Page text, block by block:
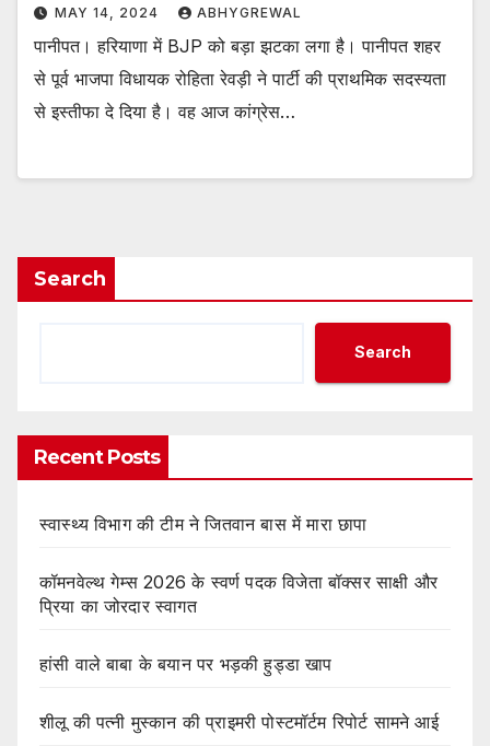
MAY 14, 2024 ABHYGREWAL
पानीपत। हरियाणा में BJP को बड़ा झटका लगा है। पानीपत शहर
से पूर्व भाजपा विधायक रोहिता रेवड़ी ने पार्टी की प्राथमिक सदस्यता
से इस्तीफा दे दिया है। वह आज कांग्रेस…
Search
Search
Recent Posts
स्वास्थ्य विभाग की टीम ने जितवान बास में मारा छापा
कॉमनवेल्थ गेम्स 2026 के स्वर्ण पदक विजेता बॉक्सर साक्षी और
प्रिया का जोरदार स्वागत
हांसी वाले बाबा के बयान पर भड़की हुड्डा खाप
शीलू की पत्नी मुस्कान की प्राइमरी पोस्टमॉर्टम रिपोर्ट सामने आई